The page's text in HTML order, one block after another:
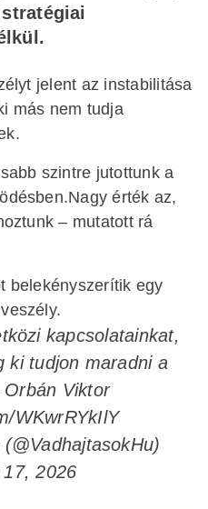
jelent az instabilitása
más nem tudja
szintre jutottunk a
érték az,
– mutatott rá
belekényszerítik egy
kapcsolatainkat,
ki tudjon maradni a
Viktor
WKwrRYkIlY
2026